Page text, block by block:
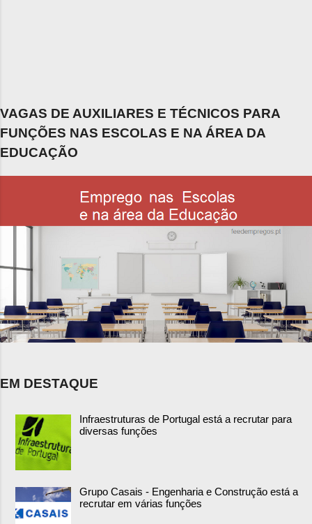
VAGAS DE AUXILIARES E TÉCNICOS PARA
FUNÇÕES NAS ESCOLAS E NA ÁREA DA
EDUCAÇÃO
EM DESTAQUE
Infraestruturas de Portugal está a recrutar para
diversas funções
Grupo Casais - Engenharia e Construção está a
recrutar em várias funções